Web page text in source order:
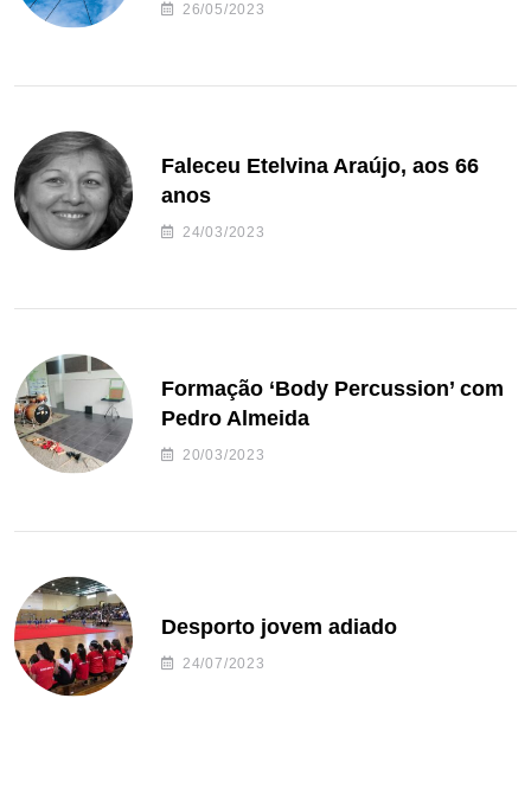
26/05/2023
Faleceu Etelvina Araújo, aos 66
anos
24/03/2023
Formação ‘Body Percussion’ com
Pedro Almeida
20/03/2023
Desporto jovem adiado
24/07/2023